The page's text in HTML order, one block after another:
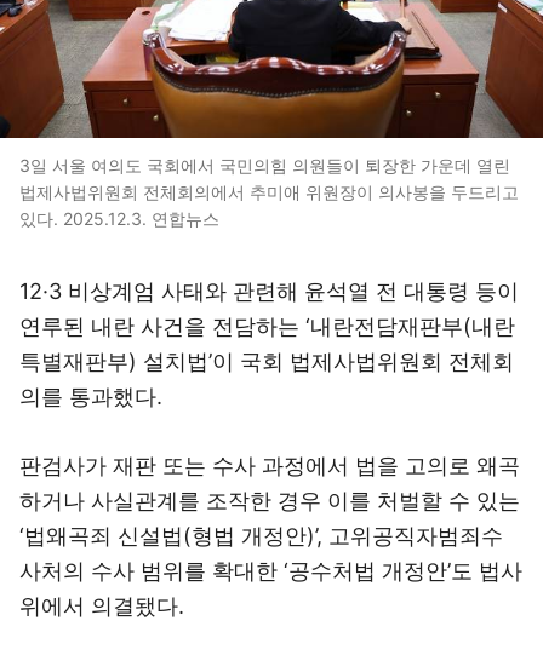
3일 서울 여의도 국회에서 국민의힘 의원들이 퇴장한 가운데 열린
법제사법위원회 전체회의에서 추미애 위원장이 의사봉을 두드리고
있다. 2025.12.3. 연합뉴스
12·3 비상계엄 사태와 관련해 윤석열 전 대통령 등이
연루된 내란 사건을 전담하는 ‘내란전담재판부(내란
특별재판부) 설치법’이 국회 법제사법위원회 전체회
의를 통과했다.
판검사가 재판 또는 수사 과정에서 법을 고의로 왜곡
하거나 사실관계를 조작한 경우 이를 처벌할 수 있는
‘법왜곡죄 신설법(형법 개정안)’, 고위공직자범죄수
사처의 수사 범위를 확대한 ‘공수처법 개정안’도 법사
위에서 의결됐다.